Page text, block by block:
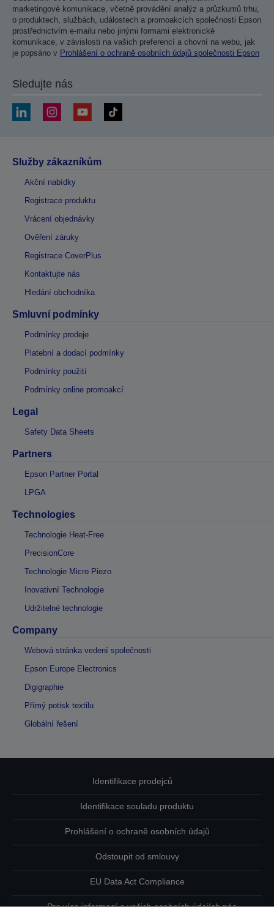
marketingové komunikace, včetně provádění analýz a průzkumů trhu,
o produktech, službách, událostech a promoakcích společnosti Epson
prostřednictvím e-mailu nebo jinými formami elektronické
komunikace, v závislosti na vašich preferencí a chovní na webu, jak
je popsáno v Prohlášení o ochraně osobních údajů společnosti Epson
Sledujte nás
Služby zákazníkům
Akční nabídky
Registrace produktu
Vrácení objednávky
Ověření záruky
Registrace CoverPlus
Kontaktujte nás
Hledání obchodníka
Smluvní podmínky
Podmínky prodeje
Platební a dodací podmínky
Podmínky použití
Podmínky online promoakcí
Legal
Safety Data Sheets
Partners
Epson Partner Portal
LPGA
Technologies
Technologie Heat-Free
PrecisionCore
Technologie Micro Piezo
Inovativní Technologie
Udržitelné technologie
Company
Webová stránka vedení společnosti
Epson Europe Electronics
Digigraphie
Přímý potisk textilu
Globální řešení
Identifikace prodejců
Identifikace souladu produktu
Prohlášení o ochraně osobních údajů
Odstoupit od smlouvy
EU Data Act Compliance
Pro více informací o vašich osobních údajích nás